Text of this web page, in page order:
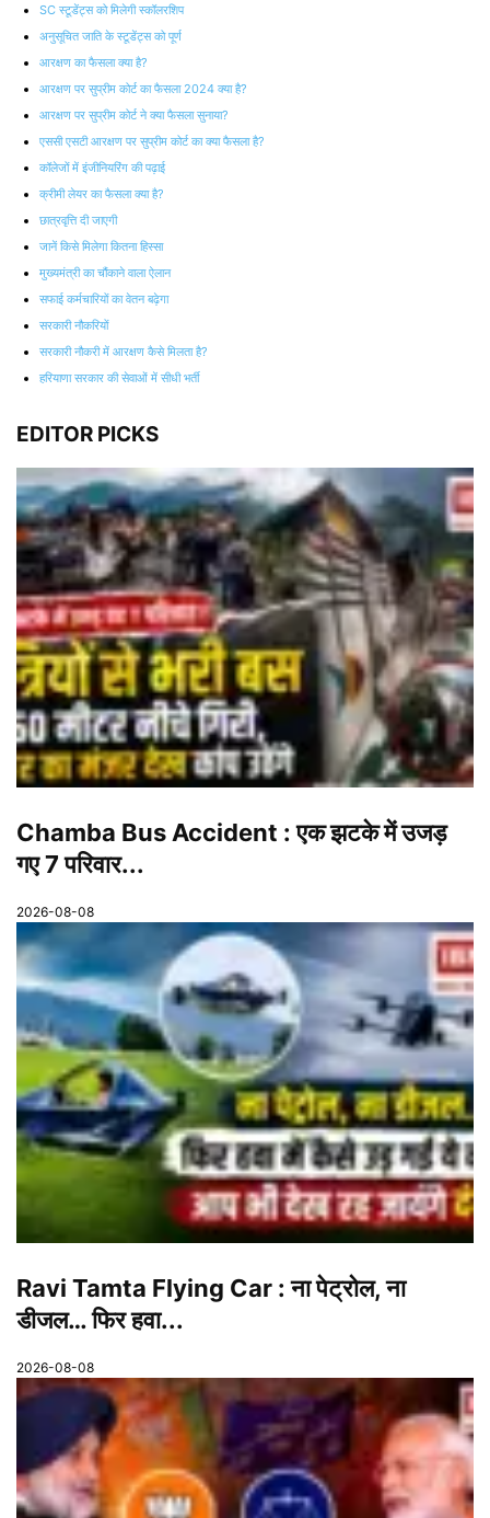
SC स्टूडेंट्स को मिलेगी स्‍कॉलरशिप
अनुसूचित जाति के स्टूडेंट्स को पूर्ण
आरक्षण का फैसला क्या है?
आरक्षण पर सुप्रीम कोर्ट का फैसला 2024 क्या है?
आरक्षण पर सुप्रीम कोर्ट ने क्या फैसला सुनाया?
एससी एसटी आरक्षण पर सुप्रीम कोर्ट का क्या फैसला है?
कॉलेजों में इंजीनियरिंग की पढ़ाई
क्रीमी लेयर का फैसला क्या है?
छात्रवृत्ति दी जाएगी
जानें किसे मिलेगा कितना हिस्सा
मुख्यमंत्री का चौंकाने वाला ऐलान
सफाई कर्मचारियों का वेतन बढ़ेगा
सरकारी नौकरियों
सरकारी नौकरी में आरक्षण कैसे मिलता है?
हरियाणा सरकार की सेवाओं में सीधी भर्ती
EDITOR PICKS
Chamba Bus Accident : एक झटके में उजड़
गए 7 परिवार...
2026-08-08
Ravi Tamta Flying Car : ना पेट्रोल, ना
डीजल… फिर हवा...
2026-08-08